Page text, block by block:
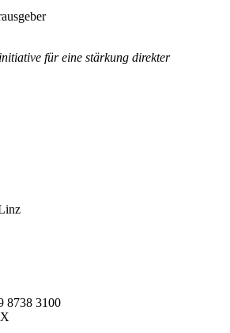
für eine stärkung direkter
8738 3100